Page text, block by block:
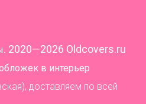
. 2020—2026 Oldcovers.ru
в интерьер
доставляем по всей